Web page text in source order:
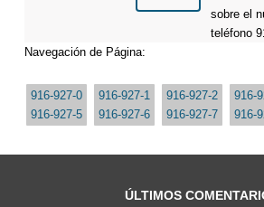
sobre el
teléfono
Navegación de Página:
916-927-0 916-927-1 916-927-2 916-
916-927-5
916-927-6 916-927-7 916-
ÚLTIMOS